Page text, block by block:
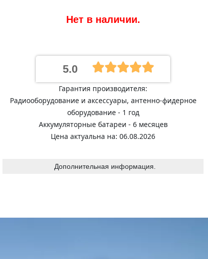
Нет в наличии.
5.0
Гарантия производителя:
Радиооборудование и аксессуары, антенно-фидерное
оборудование - 1 год
Аккумуляторные батареи - 6 месяцев
Цена актуальна на: 06.08.2026
Дополнительная информация.